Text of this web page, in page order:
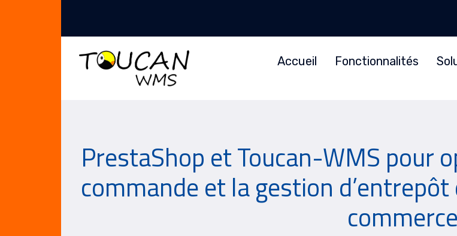
Accueil Fonctionnalités
PrestaShop et Toucan-WMS pour
commande et la gestion
commerce